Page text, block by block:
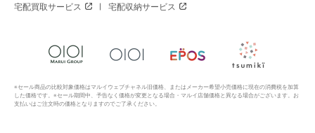
宅配買取サービス 宅配収納サービス
※セール商品の比較対象価格はマルイウェブチャネル旧価格、またはメーカー希望小売価格に現在の消費税を加算
した価格です。※セール期間中、予告なく価格が変更となる場合・マルイ店舗価格と異なる場合がございます。お
支払いはご注文時の価格となりますのでご了承ください。